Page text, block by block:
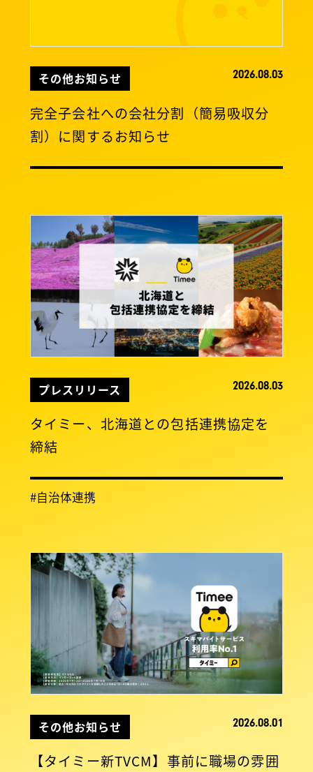
その他お知らせ 2026.08.03
完全子会社への会社分割（簡易吸収分
割）に関するお知らせ
プレスリリース 2026.08.03
タイミー、北海道との包括連携協定を
締結
#自治体連携
その他お知らせ 2026.08.01
【タイミー新TVCM】事前に職場の雰囲